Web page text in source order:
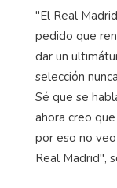
"El Real
pedido que
dar un
selección
Sé que se
ahora creo
por eso no
Real Madrid",